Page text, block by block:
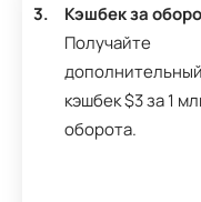
3.
Кэшбек за
Получайте
дополнительный
кэшбек $3 за 1
оборота.